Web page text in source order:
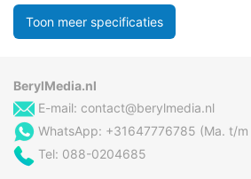
Ingebouwde
Berichten
SMS
Ja
Navigatie
Toon meer specificaties
BerylMedia.nl
E-mail: contact@berylmedia.nl
WhatsApp: +31647776785 (Ma. t/
Tel: 088-0204685